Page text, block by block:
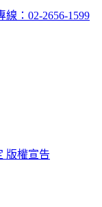
線：02-2656-1599
版權宣告